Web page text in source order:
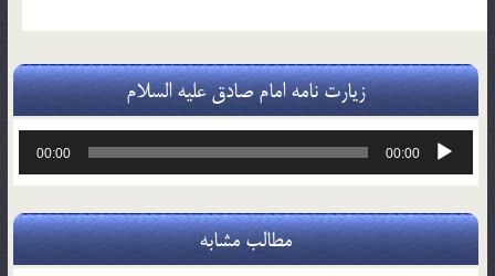
زیارت نامه امام صادق علیه السلام
پخش‌کننده
00:00
00:00
مطالب مشابه